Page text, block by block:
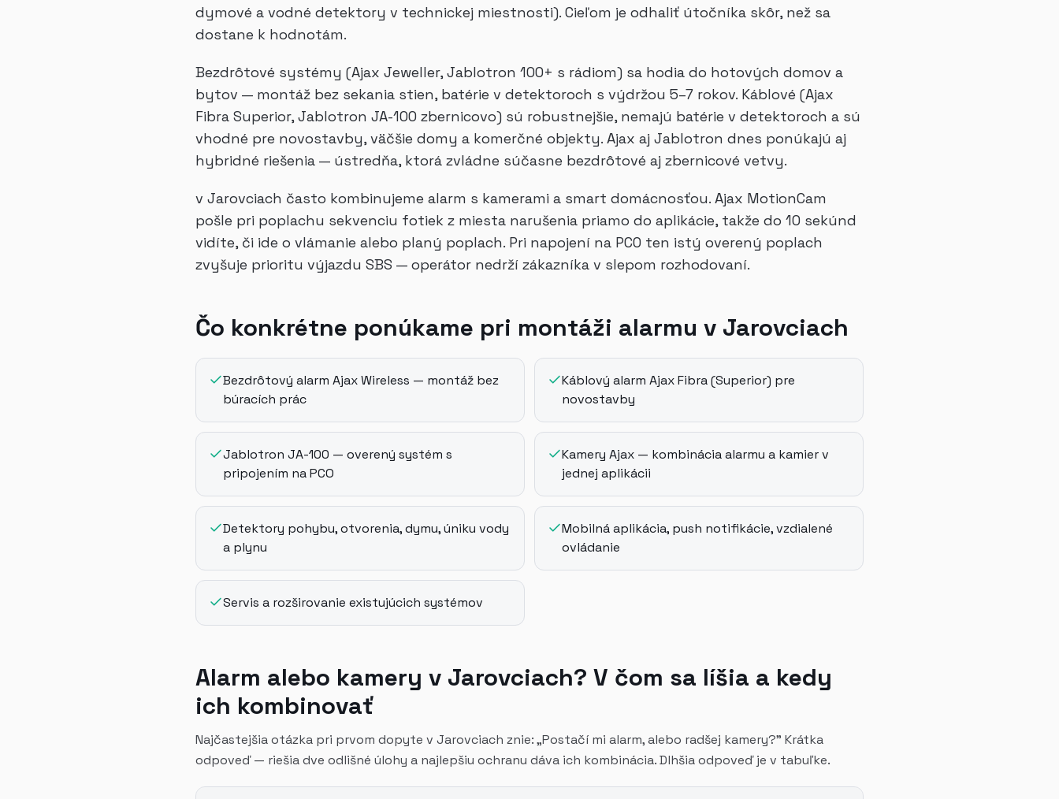
dymové a vodné detektory v technickej miestnosti). Cieľom je odhaliť útočníka skôr, než sa
dostane k hodnotám.
Bezdrôtové systémy (Ajax Jeweller, Jablotron 100+ s rádiom) sa hodia do hotových domov a
bytov — montáž bez sekania stien, batérie v detektoroch s výdržou 5–7 rokov. Káblové (Ajax
Fibra Superior, Jablotron JA-100 zbernicovo) sú robustnejšie, nemajú batérie v detektoroch a sú
vhodné pre novostavby, väčšie domy a komerčné objekty. Ajax aj Jablotron dnes ponúkajú aj
hybridné riešenia — ústredňa, ktorá zvládne súčasne bezdrôtové aj zbernicové vetvy.
v Jarovciach často kombinujeme alarm s kamerami a smart domácnosťou. Ajax MotionCam
pošle pri poplachu sekvenciu fotiek z miesta narušenia priamo do aplikácie, takže do 10 sekúnd
vidíte, či ide o vlámanie alebo planý poplach. Pri napojení na PCO ten istý overený poplach
zvyšuje prioritu výjazdu SBS — operátor nedrží zákazníka v slepom rozhodovaní.
Čo konkrétne ponúkame pri montáži alarmu v Jarovciach
Bezdrôtový alarm Ajax Wireless — montáž bez
búracích prác
Káblový alarm Ajax Fibra (Superior) pre
novostavby
Jablotron JA-100 — overený systém s
pripojením na PCO
Kamery Ajax — kombinácia alarmu a kamier v
jednej aplikácii
Detektory pohybu, otvorenia, dymu, úniku vody
a plynu
Mobilná aplikácia, push notifikácie, vzdialené
ovládanie
Servis a rozširovanie existujúcich systémov
Alarm alebo kamery v Jarovciach? V čom sa líšia a kedy
ich kombinovať
Najčastejšia otázka pri prvom dopyte v Jarovciach znie: „Postačí mi alarm, alebo radšej kamery?" Krátka
odpoveď — riešia dve odlišné úlohy a najlepšiu ochranu dáva ich kombinácia. Dlhšia odpoveď je v tabuľke.